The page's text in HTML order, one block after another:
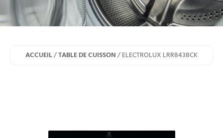
ACCUEIL/TABLE DE CUISSON/ ELECTROLUX LRR8438CK